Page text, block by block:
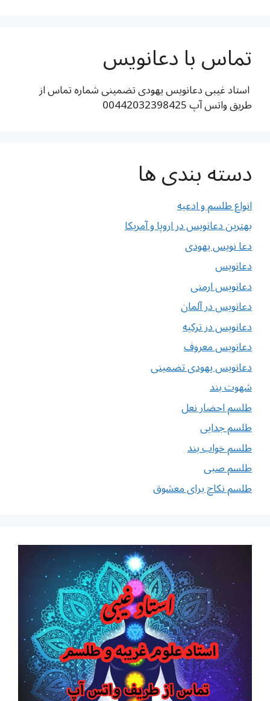
تماس با دعانویس
استاد غیبی دعانویس یهودی تضمینی شماره تماس از
طریق واتس آپ 00442032398425
دسته بندی ها
انواع طلسم و ادعیه
بهترین دعانویس در اروپا و آمریکا
دعا نویس یهودی
دعانویس
دعانویس ارمنی
دعانویس در آلمان
دعانویس در ترکیه
دعانویس معروف
دعانویس یهودی تضمینی
شهوت بند
طلسم احضار نعل
طلسم جدایی
طلسم خواب بند
طلسم صبی
طلسم نکاح برای معشوق